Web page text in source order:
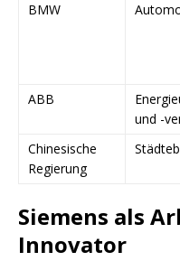
BMW
ABB
und -
Chinesische
Regierung
Siemens als
Innovator